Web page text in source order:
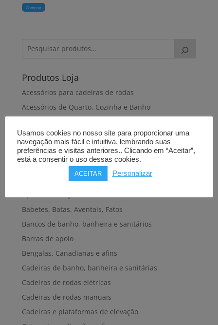
Comprar
Produtos Loja
Acessórios para cadeiras de rodas
Acessórios de Quarto, Cozinha e Banho
Almofadas de dormir
Almofadas de posicionamento
Alteadores de sanita
Andadeiras, Andarilhos
Babetes, Batas, Aventais, Fatos
Bancos de banho, banheira e sanitários
Barras de apoio
Bengalas, Canadianas e afins
Cadeiras de banho, banheira e sanitárias
Cadeiras de rodas elétricas
Cadeiras de rodas manuais
Cadeiras e plataformas de elevação
Usamos cookies no nosso site para proporcionar uma
navegação mais fácil e intuitiva, lembrando suas
preferências e visitas anteriores.. Clicando em “Aceitar”,
está a consentir o uso dessas cookies.
ACEITAR Personalizar